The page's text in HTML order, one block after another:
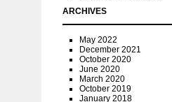
ARCHIVES
May 2022
December 2021
October 2020
June 2020
March 2020
October 2019
January 2018